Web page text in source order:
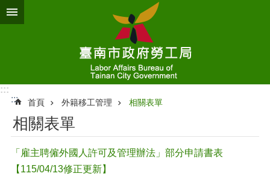
跳到主要內容區塊
:::
:::
首頁 外籍移工管理 相關表單
相關表單
「雇主聘僱外國人許可及管理辦法」部分申請書表
【115/04/13修正更新】